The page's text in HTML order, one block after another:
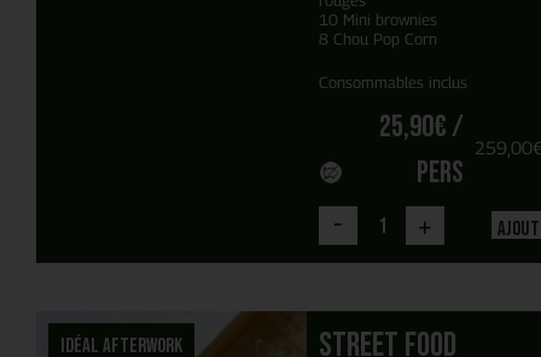
10 Mini brownies
8 Chou Pop Corn
Consommables inclus
25,90€/
pers
259,00
- +
Idéal Afterwork Street food